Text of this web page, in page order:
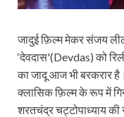
जादुई फ़िल्म मेकर संजय
‘देवदास'(Devdas) को
का जादू आज भी बरकरार
क्लासिक फ़िल्म के रूप में
शरतचंद्र चट्टोपाध्याय की